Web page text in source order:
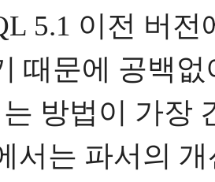
5.1 이전 버
때문에 공백
방법이 가장
서는 파서의